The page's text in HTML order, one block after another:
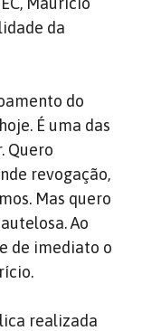
da
do
É uma das
Quero
revogação,
Mas quero
Ao
de imediato o
realizada